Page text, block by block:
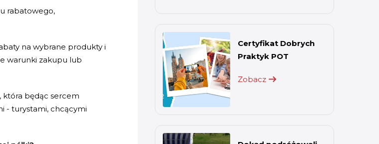
rabatowego,
na wybrane produkty i
warunki zakupu lub
która będąc sercem
- turystami, chcącymi
Certyfikat Dobrych
Praktyk POT
Zobacz